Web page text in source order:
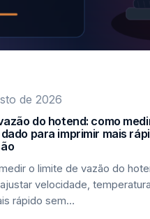
de 2026
do hotend: como
para imprimir mais
o limite de vazão do
velocidade,
rápido sem…